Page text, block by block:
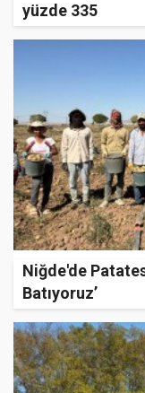
yüzde 335
Niğde'de
Batıyoruz’